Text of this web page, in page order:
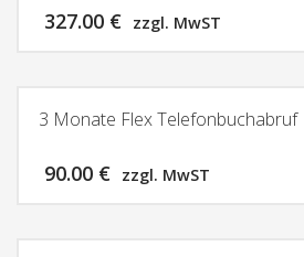
327.00 € zzgl. MwST
3 Monate Flex Telefonbuchabruf
90.00 € zzgl. MwST